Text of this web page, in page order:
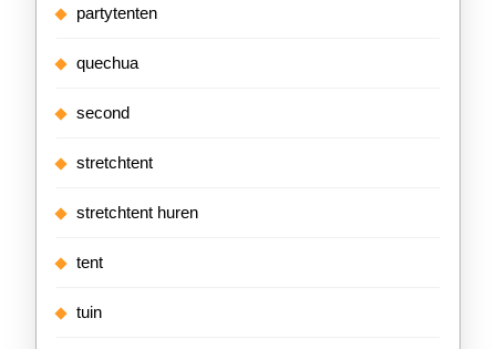
partytenten
quechua
second
stretchtent
stretchtent huren
tent
tuin